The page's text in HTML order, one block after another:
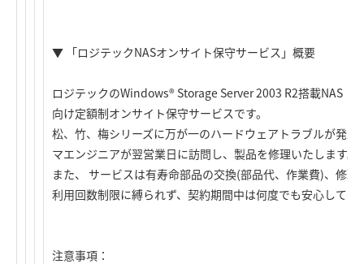
▼ 「ロジテックNASオンサイト保守サービス」概要
ロジテックのWindows® Storage Server 2003 R2搭載NAS（
向け定額制オンサイト保守サービスです。
松、竹、梅シリーズに万が一のハードウェアトラブルが発
マエンジニアが翌営業日に訪問し、製品を修理いたします
また、 サービスは有寿命部品の交換(部品代、作業費)、修
利用回数制限に縛られず、契約期間中は何度でも安心してご
注意事項：